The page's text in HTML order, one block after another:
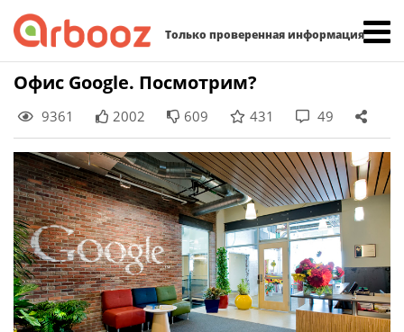
Только проверенная информация
Skip
content
Офис Google. Посмотрим?
9361 2002 609 431 49
Найти: